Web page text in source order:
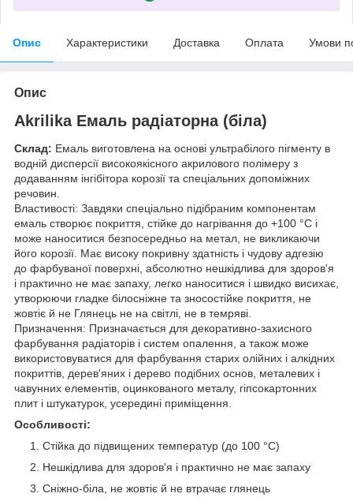
Опис Характеристики Доставка Оплата Умови
Опис
Akrilika Емаль радіаторна (біла)
Склад: Емаль виготовлена на основі ультрабілого пігменту в
водній дисперсії високоякісного акрилового полімеру з
додаванням інгібітора корозії та спеціальних допоміжних
речовин.
Властивості: Завдяки спеціально підібраним компонентам
емаль створює покриття, стійке до нагрівання до +100 °C і
може наноситися безпосередньо на метал, не викликаючи
його корозії. Має високу покривну здатність і чудову адгезію
до фарбуваної поверхні, абсолютно нешкідлива для здоров'я
і практично не має запаху, легко наноситися і швидко висихає,
утворюючи гладке білосніжне та зносостійке покриття, не
жовтіє й не Глянець не на світлі, не в темряві.
Призначення: Призначається для декоративно-захисного
фарбування радіаторів і систем опалення, а також може
використовуватися для фарбування старих олійних і алкідних
покриттів, дерев'яних і дерево подібних основ, металевих і
чавунних елементів, оцинкованого металу, гіпсокартонних
плит і штукатурок, усередині приміщення.
Особливості:
Стійка до підвищених температур (до 100 °C)
Нешкідлива для здоров'я і практично не має запаху
Сніжно-біла, не жовтіє й не втрачає глянець